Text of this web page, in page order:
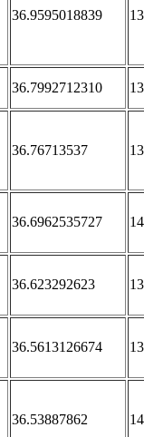
36.9595018839
36.7992712310
36.76713537
36.6962535727
36.623292623
36.5613126674
36.53887862